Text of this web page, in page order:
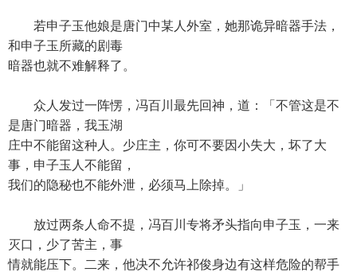
若申子玉他娘是唐门中某人外室，她那诡异暗器手法，
和申子玉所藏的剧毒
暗器也就不难解释了。
众人发过一阵愣，冯百川最先回神，道：「不管这是不
是唐门暗器，我玉湖
庄中不能留这种人。少庄主，你可不要因小失大，坏了大
事，申子玉人不能留，
我们的隐秘也不能外泄，必须马上除掉。」
放过两条人命不提，冯百川专将矛头指向申子玉，一来
灭口，少了苦主，事
情就能压下。二来，他决不允许祁俊身边有这样危险的帮手